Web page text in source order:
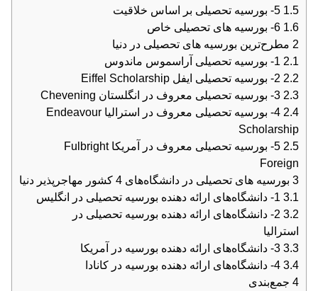
1.5
1.6
2 مطرح‌ترین بورسیه های تحصیلی در دنیا
2.1
2.2
2.3
2.4
4- بورسیه تحصیلی معروف در استرالیا Endeavour
Scholarship
2.5
5- بورسیه تحصیلی معروف در آمریکا Fulbright
Foreign
3 بورسیه های تحصیلی در دانشگاه‌های 4 کشور مهاجرپذیر دنیا
3.1
3.2
2- دانشگاه‌های ارائه دهنده بورسیه تحصیلی در
استرالیا
3.3
3.4
4 جمع‌بندی